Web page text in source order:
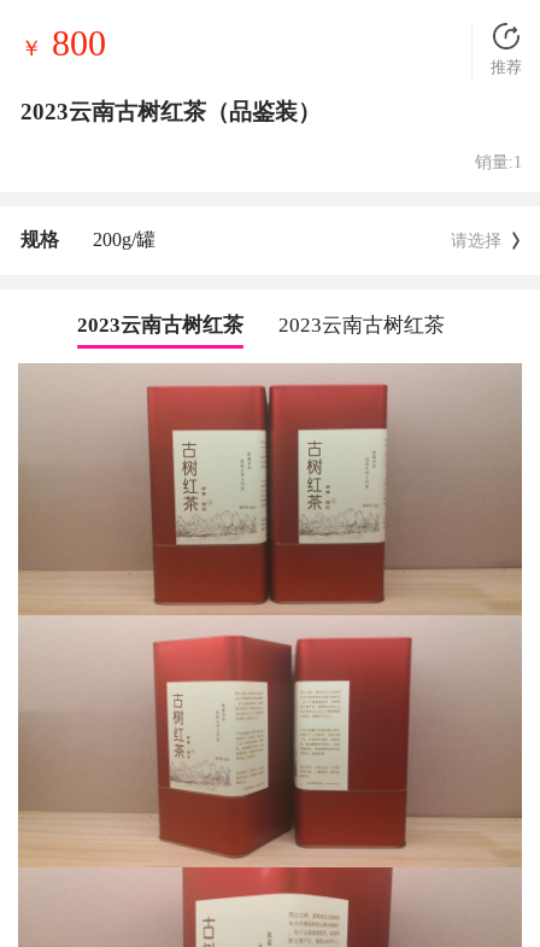
￥ 800
推荐
2023云南古树红茶（品鉴装）
销量:1
规格 200g/罐 请选择
2023云南古树红茶 2023云南古树红茶